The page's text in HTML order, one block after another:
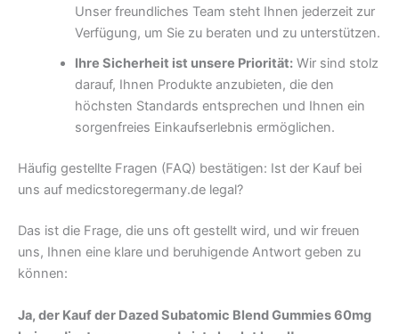
Unser freundliches Team steht Ihnen jederzeit zur
Verfügung, um Sie zu beraten und zu unterstützen.
Ihre Sicherheit ist unsere Priorität:Wir sind stolz
darauf, Ihnen Produkte anzubieten, die den
höchsten Standards entsprechen und Ihnen ein
sorgenfreies Einkaufserlebnis ermöglichen.
Häufig gestellte Fragen (FAQ) bestätigen: Ist der Kauf bei
uns auf medicstoregermany.de legal?
Das ist die Frage, die uns oft gestellt wird, und wir freuen
uns, Ihnen eine klare und beruhigende Antwort geben zu
können:
Ja, der Kauf der Dazed Subatomic Blend Gummies 60mg